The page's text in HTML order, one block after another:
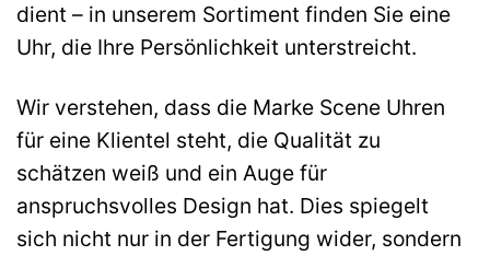
dient – in unserem Sortiment finden Sie eine
Uhr, die Ihre Persönlichkeit unterstreicht.
Wir verstehen, dass die Marke Scene Uhren
für eine Klientel steht, die Qualität zu
schätzen weiß und ein Auge für
anspruchsvolles Design hat. Dies spiegelt
sich nicht nur in der Fertigung wider, sondern